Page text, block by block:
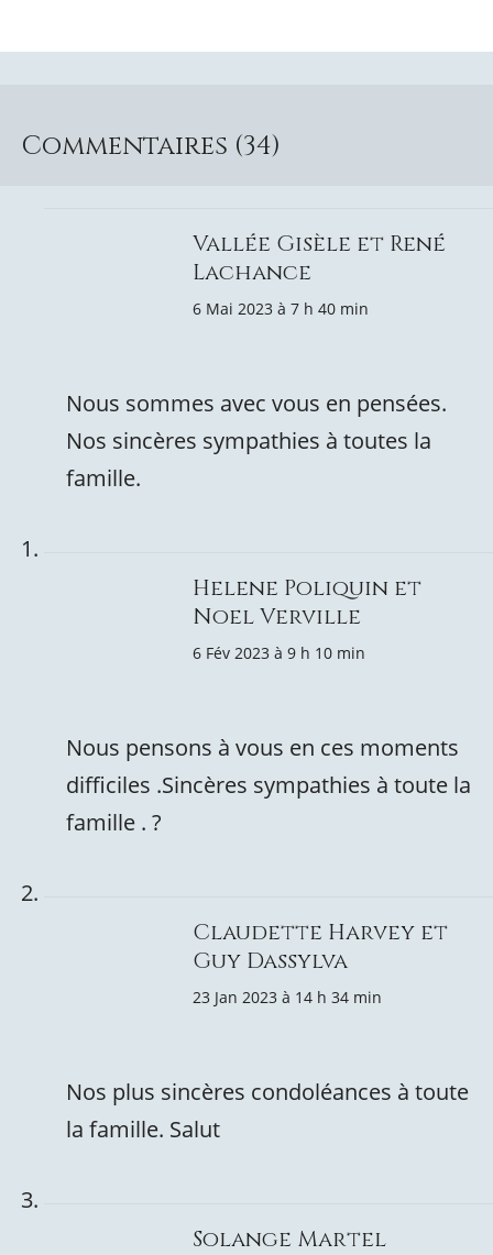
Commentaires (34)
Vallée Gisèle et René
Lachance
6 Mai 2023 à 7 h 40 min
Nous sommes avec vous en pensées.
Nos sincères sympathies à toutes la
famille.
Helene Poliquin et
Noel Verville
6 Fév 2023 à 9 h 10 min
Nous pensons à vous en ces moments
difficiles .Sincères sympathies à toute la
famille . ?
Claudette Harvey et
Guy Dassylva
23 Jan 2023 à 14 h 34 min
Nos plus sincères condoléances à toute
la famille. Salut
Solange Martel